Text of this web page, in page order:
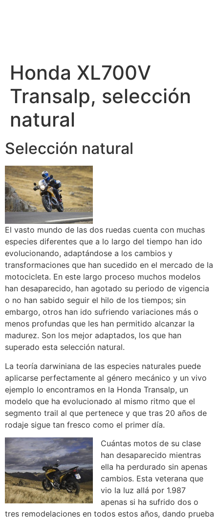
Honda XL700V
Transalp, selección
natural
Selección natural
El vasto mundo de las dos ruedas cuenta con muchas
especies diferentes que a lo largo del tiempo han ido
evolucionando, adaptándose a los cambios y
transformaciones que han sucedido en el mercado de la
motocicleta. En este largo proceso muchos modelos
han desaparecido, han agotado su periodo de vigencia
o no han sabido seguir el hilo de los tiempos; sin
embargo, otros han ido sufriendo variaciones más o
menos profundas que les han permitido alcanzar la
madurez. Son los mejor adaptados, los que han
superado esta selección natural.
La teoría darwiniana de las especies naturales puede
aplicarse perfectamente al género mecánico y un vivo
ejemplo lo encontramos en la Honda Transalp, un
modelo que ha evolucionado al mismo ritmo que el
segmento trail al que pertenece y que tras 20 años de
rodaje sigue tan fresco como el primer día.
Cuántas motos de su clase
han desaparecido mientras
ella ha perdurado sin apenas
cambios. Esta veterana que
vio la luz allá por 1.987
apenas si ha sufrido dos o
tres remodelaciones en todos estos años, dando prueba